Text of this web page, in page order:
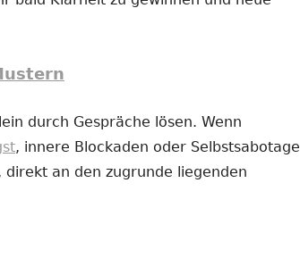
durch Gespräche lösen. Wenn
, innere Blockaden oder Selbstsabotage
an den zugrunde liegenden